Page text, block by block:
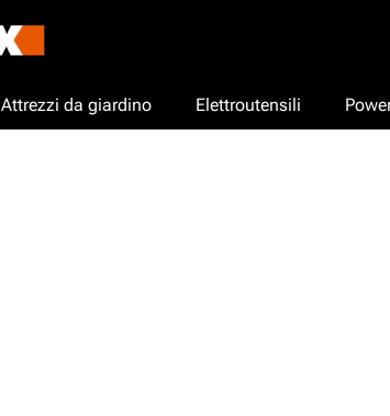
Attrezzi da giardino Elettroutensili